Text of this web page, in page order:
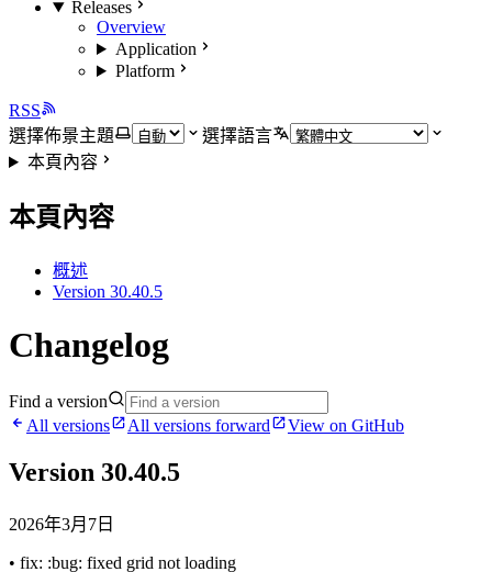
Releases
Overview
Application
Platform
RSS
選擇佈景主題
選擇語言
本頁內容
本頁內容
概述
Version 30.40.5
Changelog
Find a version
All versions
All versions forward View on GitHub
Version 30.40.5
2026年3月7日
• fix: :bug: fixed grid not loading